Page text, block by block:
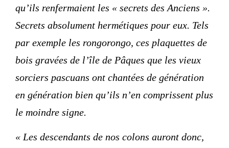
qu’ils renfermaient les « secrets des Anciens ».
Secrets absolument hermétiques pour eux. Tels
par exemple les rongorongo, ces plaquettes de
bois gravées de l’île de Pâques que les vieux
sorciers pascuans ont chantées de génération
en génération bien qu’ils n’en comprissent plus
le moindre signe.
« Les descendants de nos colons auront donc,